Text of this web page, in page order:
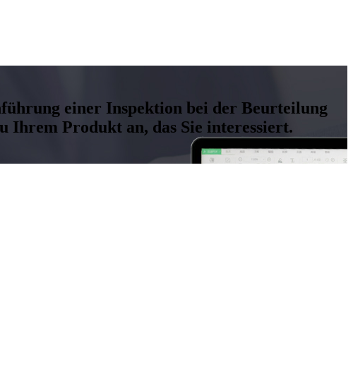
einer Inspektion bei der Beurteilung
Ihrem Produkt an, das Sie interessiert.